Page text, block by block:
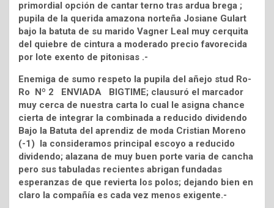
primordial opción de cantar terno tras ardua brega ;
pupila de la querida amazona norteña Josiane Gulart
bajo la batuta de su marido Vagner Leal muy cerquita
del quiebre de cintura a moderado precio favorecida
por lote exento de pitonisas .-
Enemiga de sumo respeto la pupila del añejo stud Ro-
Ro Nº 2 ENVIADA BIGTIME; clausuró el marcador
muy cerca de nuestra carta lo cual le asigna chance
cierta de integrar la combinada a reducido dividendo
Bajo la Batuta del aprendiz de moda Cristian Moreno
(-1) la consideramos principal escoyo a reducido
dividendo; alazana de muy buen porte varia de cancha
pero sus tabuladas recientes abrigan fundadas
esperanzas de que revierta los polos; dejando bien en
claro la compañía es cada vez menos exigente.-